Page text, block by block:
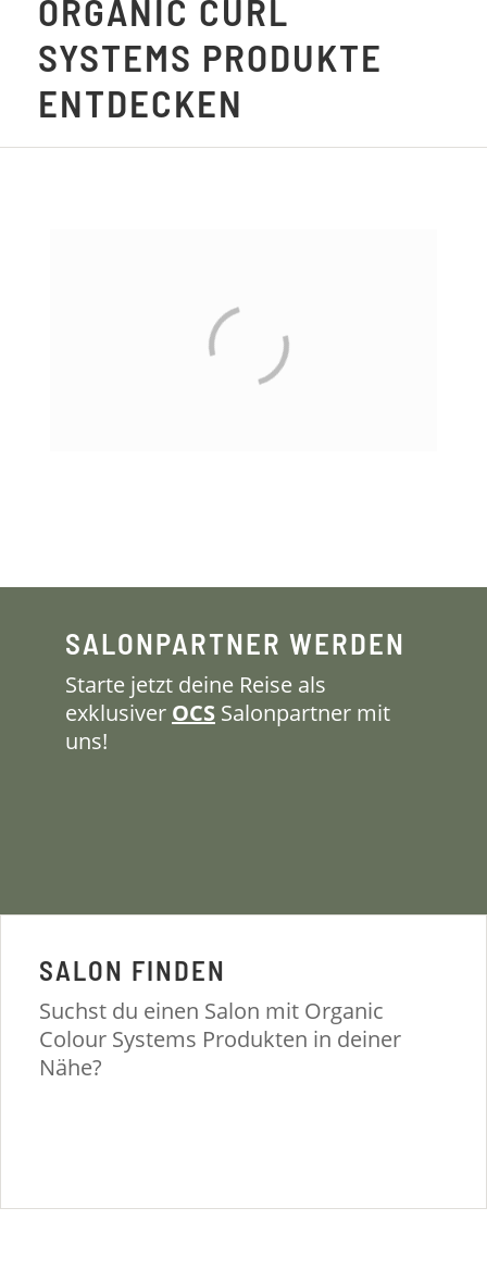
ORGANIC CURL
SYSTEMS PRODUKTE
ENTDECKEN
SALONPARTNER WERDEN
Starte jetzt deine Reise als
exklusiver OCS Salonpartner mit
uns!
SALON FINDEN
Suchst du einen Salon mit Organic
Colour Systems Produkten in deiner
Nähe?